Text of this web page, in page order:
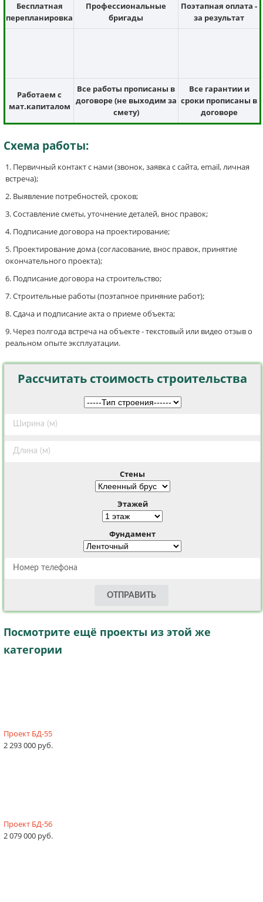
Бесплатная
перепланировка
Профессиональные
бригады
Поэтапная оплата -
за результат
Работаем с
мат.капиталом
Все работы прописаны в
договоре (не выходим за
смету)
Все гарантии и
сроки прописаны в
договоре
Схема работы:
Первичный контакт с нами (звонок, заявка с сайта, email, личная
встреча);
Выявление потребностей, сроков;
Составление сметы, уточнение деталей, внос правок;
Подписание договора на проектирование;
Проектирование дома (согласование, внос правок, принятие
окончательного проекта);
Подписание договора на строительство;
Строительные работы (поэтапное приняние работ);
Сдача и подписание акта о приеме объекта;
Через полгода встреча на объекте - текстовый или видео отзыв о
реальном опыте эксплуатации.
Рассчитать стоимость строительства
Стены
Этажей
Фундамент
ОТПРАВИТЬ
Посмотрите ещё проекты из этой же
категории
Проект БД-55
2 293 000 руб.
Проект БД-56
2 079 000 руб.